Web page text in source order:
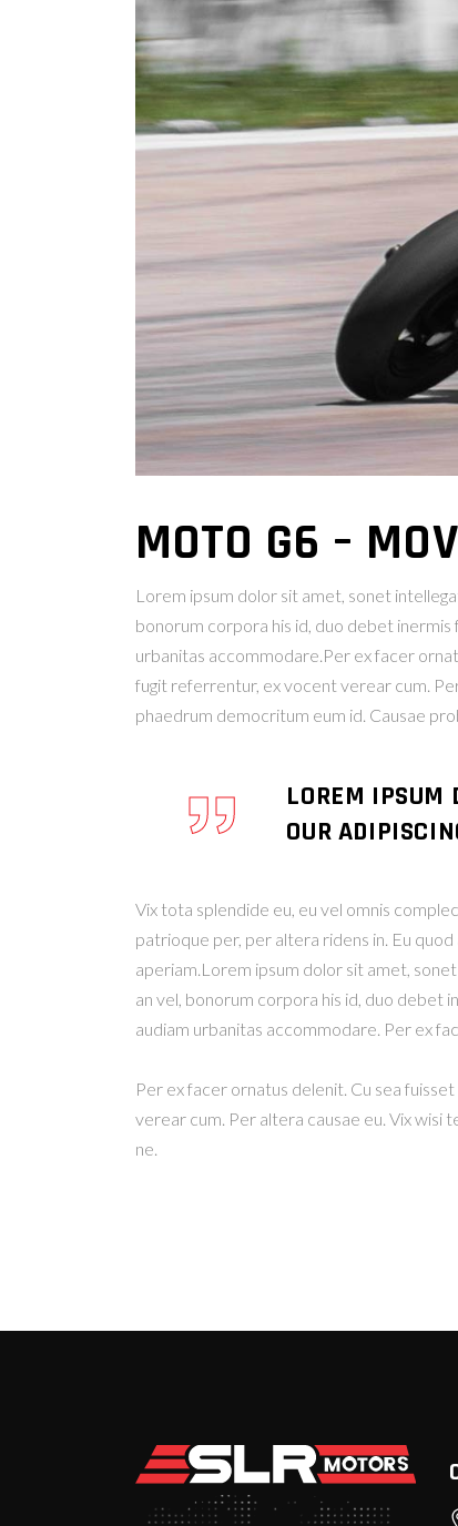
MOTO G6 –
Lorem ipsum dolor sit amet, sonet
bonorum corpora his id, duo debet inermis
urbanitas accommodare.Per ex facer
fugit referrentur, ex vocent verear cum.
phaedrum democritum eum id. Causae
LOREM IPSUM
OUR
Vix tota splendide eu, eu vel omnis
patrioque per, per altera ridens in. Eu
aperiam.Lorem ipsum dolor sit amet,
an vel, bonorum corpora his id, duo debet
audiam urbanitas accommodare. Per ex
Per ex facer ornatus delenit. Cu sea
verear cum. Per altera causae eu. Vix
ne.